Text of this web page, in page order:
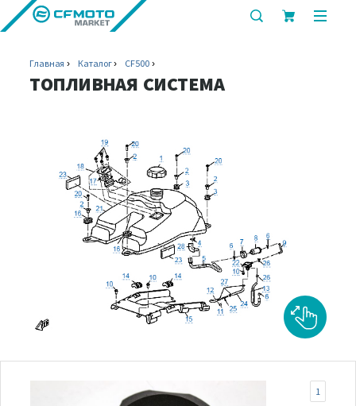
показать
Главная Каталог CF500
ТОПЛИВНАЯ СИСТЕМА
1